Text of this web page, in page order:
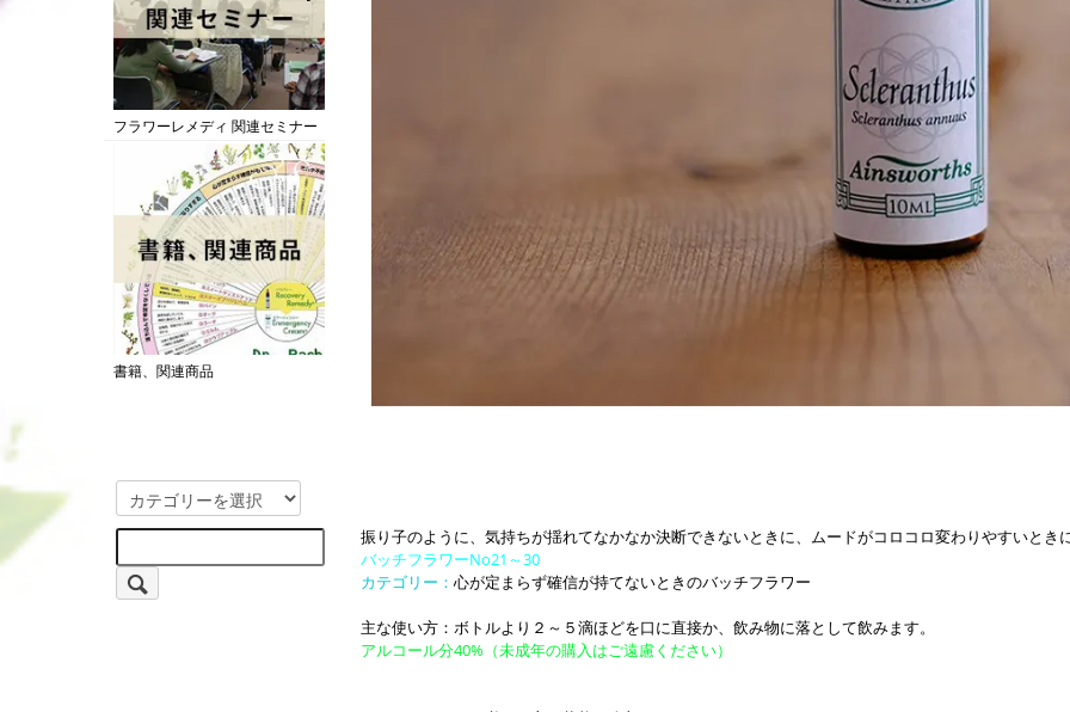
フラワーレメディ 関連セミナー
書籍、関連商品
振り子のように、気持ちが揺れてなかなか決断できないときに、ムードがコロコロ変わりやすいとき
バッチフラワーNo21～30
カテゴリー： 心が定まらず確信が持てないときのバッチフラワー
主な使い方：ボトルより２～５滴ほどを口に直接か、飲み物に落として飲みます。
アルコール分40%（未成年の購入はご遠慮ください）